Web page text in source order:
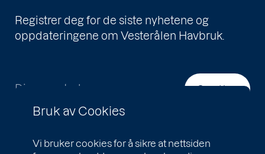
Bruk av Cookies
Vi bruker cookies for å sikre at nettsiden
Registrer deg for de siste nyhetene og
oppdateringene om Vesterålen Havbruk.
Send inn